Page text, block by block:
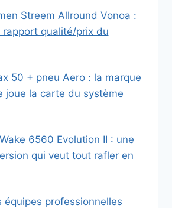
Streem Allround Vonoa :
rapport qualité/prix du
50 + pneu Aero : la marque
joue la carte du système
6560 Evolution II : une
qui veut tout rafler en
équipes professionnelles